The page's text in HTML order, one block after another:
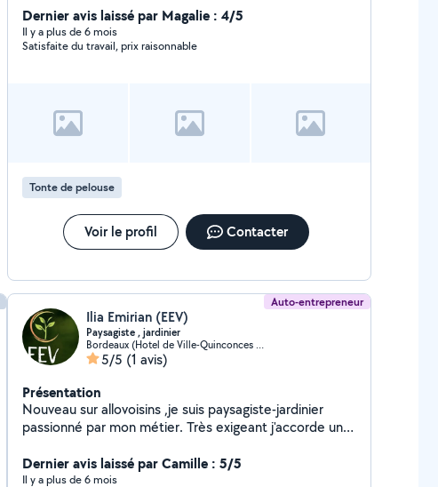
dallages (karcher). J'évacue en déchetterie tous les
produits de taille. Budget à convenir;règlement Cesu
ou autre. Henri
Dernier avis laissé par Magalie : 4/5
Il y a plus de 6 mois
Satisfaite du travail, prix raisonnable
Tonte de pelouse
Voir le profil Contacter
Auto-entrepreneur
Ilia Emirian (EEV)
Paysagiste , jardinier
Bordeaux (Hotel de Ville-Quinconces 7)
5/5 (1 avis)
Présentation
Nouveau sur allovoisins ,je suis paysagiste-jardinier
passionné par mon métier. Très exigeant j'accorde une
Votre satisfaction est ma priorité. Je propose mes
services pour : L'entretien de jardins et espaces verts :
Dernier avis laissé par Camille : 5/5
Il y a plus de 6 mois